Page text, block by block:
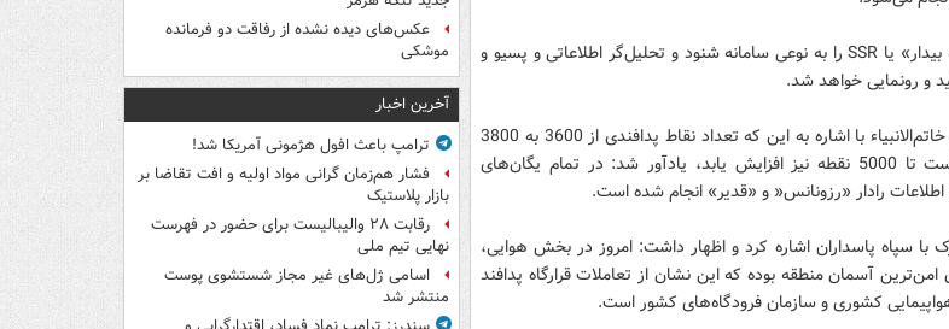
امیر اسماعیلی سامانه «حلقه بیدار» یا SSR را به نوعی سامانه شنود و تحلیل‌گر اطلاعاتی و پسیو و
و رونمایی خواهد شد.
فرمانده قرارگاه پدافند هوایی خاتم‌الانبیاء با اشاره به این که تعداد نقاط پدافندی از 3600 به 3800
نقطه افزایش یافته و قرار است تا 5000 نقطه نیز افزایش یابد، یادآور شد: در تمام یگان‌های
رادار «رزونانس« و «قدیر» انجام شده است.
با سپاه پاسداران اشاره کرد و اظهار داشت: امروز در بخش هوایی،
آسمان منطقه بوده که این نشان از تعاملات قرارگاه پدافند
هواپیمایی کشوری و سازمان فرودگاه‌های کشور است.
عکس‌های دیده نشده از رفاقت دو فرمانده‌
موشکی
آخرین اخبار
ترامپ باعث افول هژمونی آمریکا شد!
فشار هم‌زمان گرانی مواد اولیه و افت تقاضا بر
بازار پلاستیک
رقابت ۲۸ والیبالیست برای حضور در فهرست
نهایی تیم ملی
اسامی ژل‌های غیر مجاز شستشوی پوست
منتشر شد